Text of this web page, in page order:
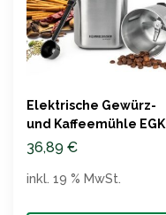
Elektrische Gewürz-
und Kaffeemühle EGK
200-2
36,89 €
inkl. 19 % MwSt.